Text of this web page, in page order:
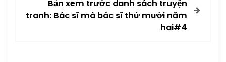
Bản xem trước danh sách truyện
tranh: Bác sĩ mà bác sĩ thứ mười năm
hai#4